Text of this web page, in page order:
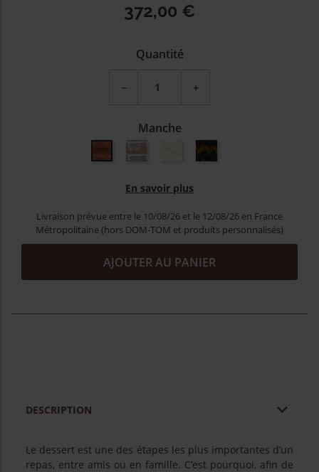
372,00 €
Quantité
− +
Manche
Bois exotiqueCorne claireNacrine naturel
Nacrine façon écaille
En savoir plus
Livraison prévue entre le 10/08/26 et le 12/08/26 en France
Métropolitaine (hors DOM-TOM et produits personnalisés)
AJOUTER AU PANIER
DESCRIPTION 
Le dessert est une des étapes les plus importantes d’un
repas, entre amis ou en famille. C’est pourquoi, afin de